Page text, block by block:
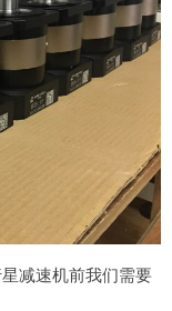
减速机前我们需要